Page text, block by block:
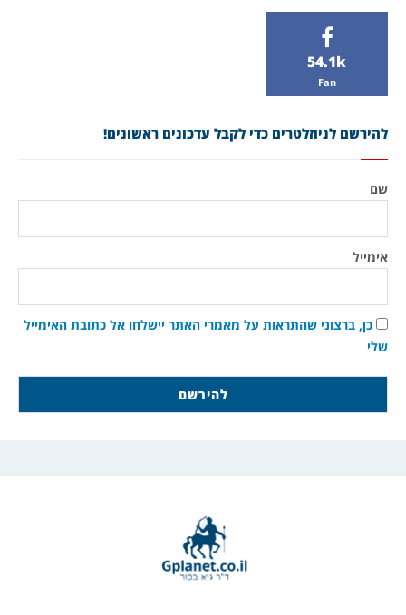
54.1k
Fan
להירשם לניוזלטרים כדי לקבל עדכונים ראשונים!
שם
אימייל
כן, ברצוני שהתראות על מאמרי האתר יישלחו אל כתובת האימייל
שלי